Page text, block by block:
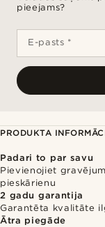
pieejams?
E-pasts *
PRODUKTA
Padari to par savu
Pievienojiet
pieskārienu
2 gadu garantija
Garantēta kvalitāte
Ātra piegāde